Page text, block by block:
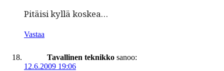
Pitäisi kyl­lä koskea…
Vastaa
Tavallinen teknikko sanoo:
12.6.2009 19:06